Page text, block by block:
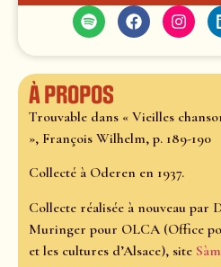
À propos
Trouvable dans « Vieilles
», François Wilhelm, p. 189-190
Collecté à Oderen en 1937.
Collecte réalisée à nouveau par
Muringer pour OLCA (Office
et les cultures d’Alsace), site